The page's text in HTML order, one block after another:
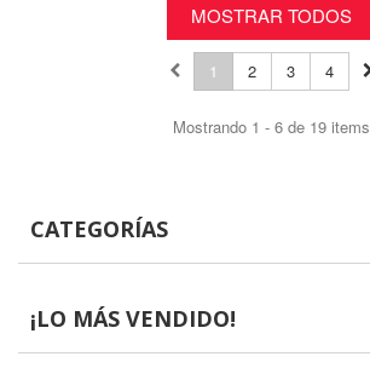
MOSTRAR TODOS
1 2 3 4
Mostrando 1 - 6 de 19 items
CATEGORÍAS
¡LO MÁS VENDIDO!